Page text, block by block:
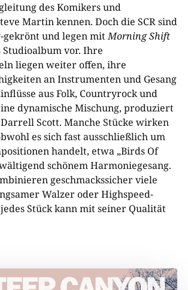
des Komikers und
Martin kennen. Doch die SCR sind
gekrönt und legen mitMorning Shift
vor. Ihre
liegen weiter offen, ihre
an Instrumenten und Gesang
aus Folk, Countryrock und
dynamische Mischung, produziert
Scott. Manche Stücke wirken
es sich fast ausschließlich um
handelt, etwa „Birds Of
schönem Harmoniegesang.
geschmackssicher viele
Walzer oder Highspeed-
Stück kann mit seiner Qualität